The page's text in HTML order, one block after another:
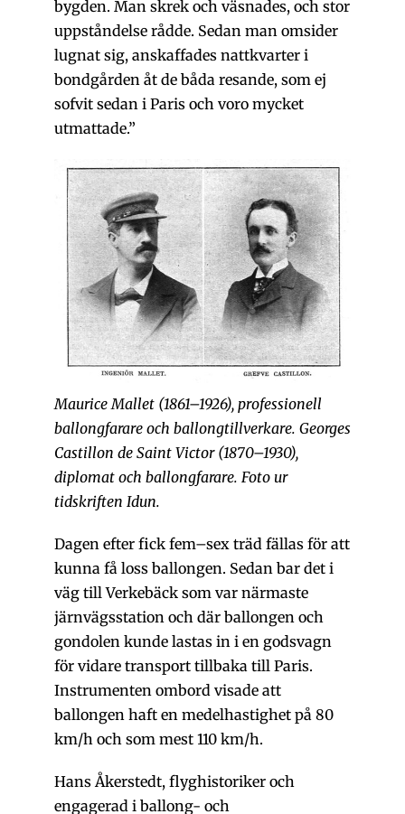
bygden. Man skrek och väsnades, och stor
uppståndelse rådde. Sedan man omsider
lugnat sig, anskaffades nattkvarter i
bondgården åt de båda resande, som ej
sofvit sedan i Paris och voro mycket
utmattade.”
Maurice Mallet (1861–1926), professionell
ballongfarare och ballongtillverkare. Georges
Castillon de Saint Victor (1870–1930),
diplomat och ballongfarare. Foto ur
tidskriften Idun.
Dagen efter fick fem–sex träd fällas för att
kunna få loss ballongen. Sedan bar det i
väg till Verkebäck som var närmaste
järnvägsstation och där ballongen och
gondolen kunde lastas in i en godsvagn
för vidare transport tillbaka till Paris.
Instrumenten ombord visade att
ballongen haft en medelhastighet på 80
km/h och som mest 110 km/h.
Hans Åkerstedt, flyghistoriker och
engagerad i ballong- och